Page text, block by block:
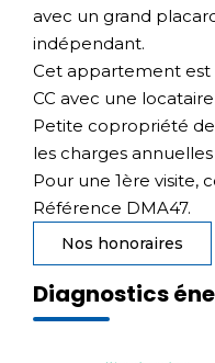
avec un grand
indépendant.
Cet appartement
CC avec une
Petite copropriété
les charges
Pour une 1ère visite,
Référence DMA47.
Nos honoraires
Diagnostics